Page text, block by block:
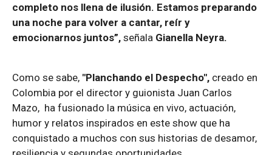
completo nos llena de ilusión. Estamos preparando
una noche para volver a cantar, reír y
emocionarnos juntos”, señala Gianella Neyra.
Como se sabe, "Planchando el Despecho", creado en
Colombia por el director y guionista Juan Carlos
Mazo, ha fusionado la música en vivo, actuación,
humor y relatos inspirados en este show que ha
conquistado a muchos con sus historias de desamor,